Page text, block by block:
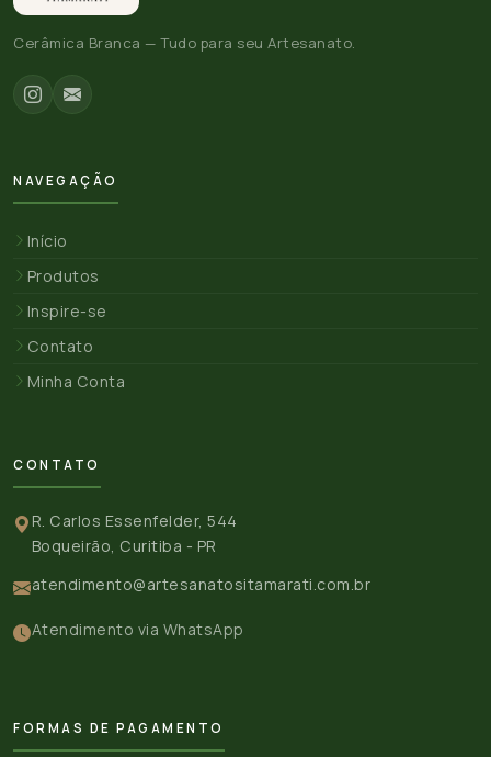
Cerâmica Branca — Tudo para seu Artesanato.
NAVEGAÇÃO
Início
Produtos
Inspire-se
Contato
Minha Conta
CONTATO
R. Carlos Essenfelder, 544
Boqueirão, Curitiba - PR
atendimento@artesanatositamarati.com.br
Atendimento via WhatsApp
FORMAS DE PAGAMENTO